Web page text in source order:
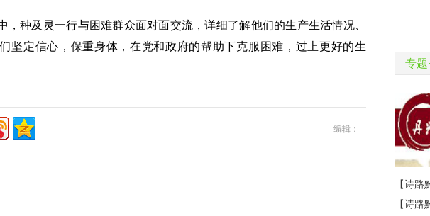
，种及灵一行与困难群众面对面交流，详细了解他们的生产生活情况、
坚定信心，保重身体，在党和政府的帮助下克服困难，过上更好的生
编辑：